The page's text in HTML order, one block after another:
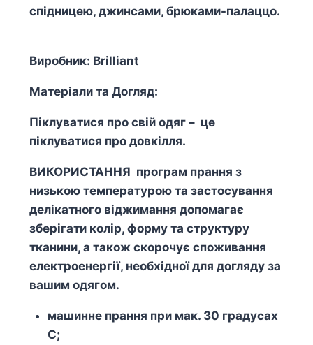
спідницею, джинсами, брюками-палаццо.
Виробник: Brilliant
Матеріали та Догляд:
Піклуватися про свій одяг – це
піклуватися про довкілля.
ВИКОРИСТАННЯ програм прання з
низькою температурою та застосування
делікатного віджимання допомагає
зберігати колір, форму та структуру
тканини, а також скорочує споживання
електроенергії, необхідної для догляду за
вашим одягом.
машинне прання при мак. 30 градусах
С;